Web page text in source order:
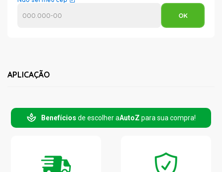
APLICAÇÃO
Benefícios de escolher aAutoZ para sua compra!